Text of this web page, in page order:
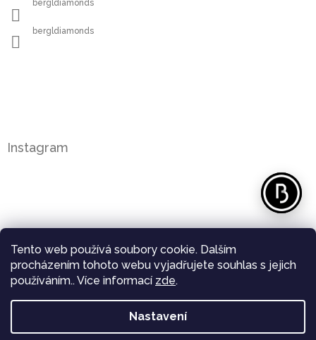
Tento web používá soubory cookie. Dalším
procházením tohoto webu vyjadřujete souhlas s jejich
používáním.. Více informací zde.
Nastavení
bergldiamonds
bergldiamonds
Instagram
Sledovat na Instagramu